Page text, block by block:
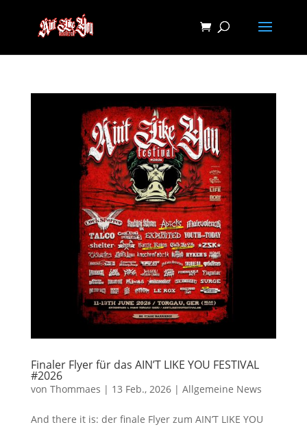
Finaler Flyer für das AIN’T LIKE YOU FESTIVAL
#2026
von Thommaes | 13 Feb., 2026| Allgemeine News
And there it is: der finale Flyer zum AIN’T LIKE YOU